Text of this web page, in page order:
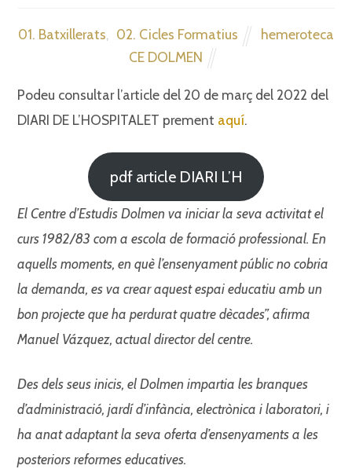
01. Batxillerats 02. Cicles Formatius
hemeroteca
CE DOLMEN
Podeu consultar l’article del 20 de març del 2022 del
DIARI DE L’HOSPITALET prement aquí.
pdf article DIARI L’H
El Centre d’Estudis Dolmen va iniciar la seva activitat el
curs 1982/83 com a escola de formació professional. En
aquells moments, en què l’ensenyament públic no cobria
la demanda, es va crear aquest espai educatiu amb un
bon projecte que ha perdurat quatre dècades”, afirma
Manuel Vázquez, actual director del centre.
Des dels seus inicis, el Dolmen impartia les branques
d’administració, jardí d’infància, electrònica i laboratori, i
ha anatadaptant la seva oferta d’ensenyaments a les
posteriors reformes educatives.